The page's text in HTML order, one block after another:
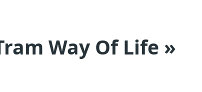
Way Of Life »